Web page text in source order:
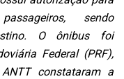
sendo
O ônibus foi
Federal (PRF),
constataram a